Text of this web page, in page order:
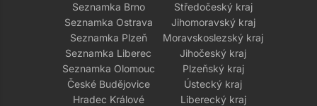
Seznamka Brno
Seznamka Ostrava
Seznamka Plzeň
Seznamka Liberec
Seznamka Olomouc
České Budějovice
Hradec Králové
Středočeský kraj
Jihomoravský kraj
Moravskoslezský kraj
Jihočeský kraj
Plzeňský kraj
Ústecký kraj
Liberecký kraj